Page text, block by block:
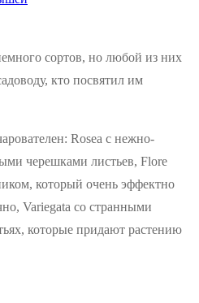
сортов, но любой из них
кто посвятил им
Rosea с нежно-
черешками листьев, Flore
который очень эффектно
Variegata со странными
которые придают растению